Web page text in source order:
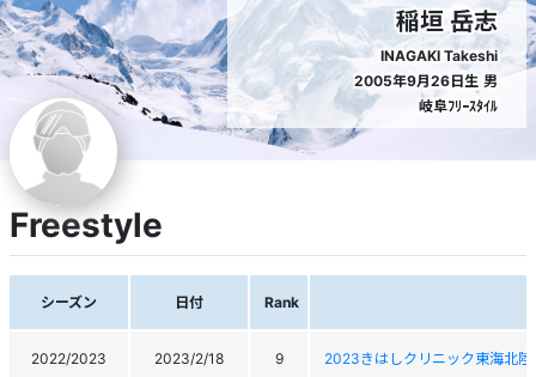
稲垣 岳志
INAGAKI Takeshi
2005年9月26日生 男
岐阜ﾌﾘｰｽﾀｲﾙ
Freestyle
シーズン 日付 Rank
2022/2023 2023/2/18 9 2023きはしクリニック東海北